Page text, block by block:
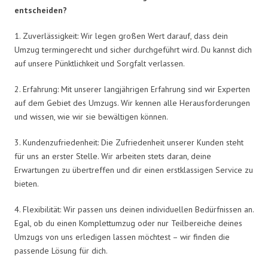
entscheiden?
1. Zuverlässigkeit: Wir legen großen Wert darauf, dass dein
Umzug termingerecht und sicher durchgeführt wird. Du kannst dich
auf unsere Pünktlichkeit und Sorgfalt verlassen.
2. Erfahrung: Mit unserer langjährigen Erfahrung sind wir Experten
auf dem Gebiet des Umzugs. Wir kennen alle Herausforderungen
und wissen, wie wir sie bewältigen können.
3. Kundenzufriedenheit: Die Zufriedenheit unserer Kunden steht
für uns an erster Stelle. Wir arbeiten stets daran, deine
Erwartungen zu übertreffen und dir einen erstklassigen Service zu
bieten.
4. Flexibilität: Wir passen uns deinen individuellen Bedürfnissen an.
Egal, ob du einen Komplettumzug oder nur Teilbereiche deines
Umzugs von uns erledigen lassen möchtest – wir finden die
passende Lösung für dich.